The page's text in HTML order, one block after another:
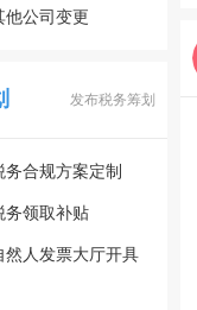
他公司变更
发布税务筹划
务合规方案定制
务领取补贴
然人发票大厅开具